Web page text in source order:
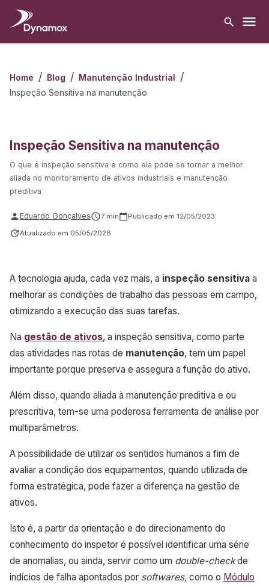
Home / Blog / Manutenção Industrial /
Inspeção Sensitiva na manutenção
Inspeção Sensitiva na manutenção
O que é inspeção sensitiva e como ela pode se tornar a melhor
aliada no monitoramento de ativos industriais e manutenção
preditiva
Eduardo Gonçalves 7min Publicado em 12/05/2023
Atualizado em 05/05/2026
A tecnologia ajuda, cada vez mais, a inspeção sensitiva a
melhorar as condições de trabalho das pessoas em campo,
otimizando a execução das suas tarefas.
Na gestão de ativos, a inspeção sensitiva, como parte
das atividades nas rotas de manutenção, tem um papel
importante porque preserva e assegura a função do ativo.
Além disso, quando aliada à manutenção preditiva e ou
prescritiva, tem-se uma poderosa ferramenta de análise por
multiparâmetros.
A possibilidade de utilizar os sentidos humanos a fim de
avaliar a condição dos equipamentos, quando utilizada de
forma estratégica, pode fazer a diferença na gestão de
ativos.
Isto é, a partir da orientação e do direcionamento do
conhecimento do inspetor é possível identificar uma série
de anomalias, ou ainda, servir como um double-checkde
indícios de falha apontados por softwares, como o Módulo